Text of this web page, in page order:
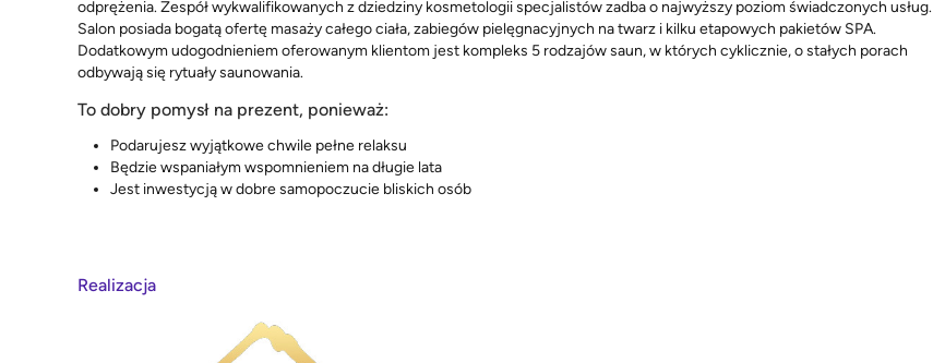
odprężenia. Zespół wykwalifikowanych z dziedziny kosmetologii specjalistów zadba o najwyższy poziom świadczonych usług.
Salon posiada bogatą ofertę masaży całego ciała, zabiegów pielęgnacyjnych na twarz i kilku etapowych pakietów SPA.
Dodatkowym udogodnieniem oferowanym klientom jest kompleks 5 rodzajów saun, w których cyklicznie, o stałych porach
odbywają się rytuały saunowania.
To dobry pomysł na prezent, ponieważ:
Podarujesz wyjątkowe chwile pełne relaksu
Będzie wspaniałym wspomnieniem na długie lata
Jest inwestycją w dobre samopoczucie bliskich osób
Realizacja